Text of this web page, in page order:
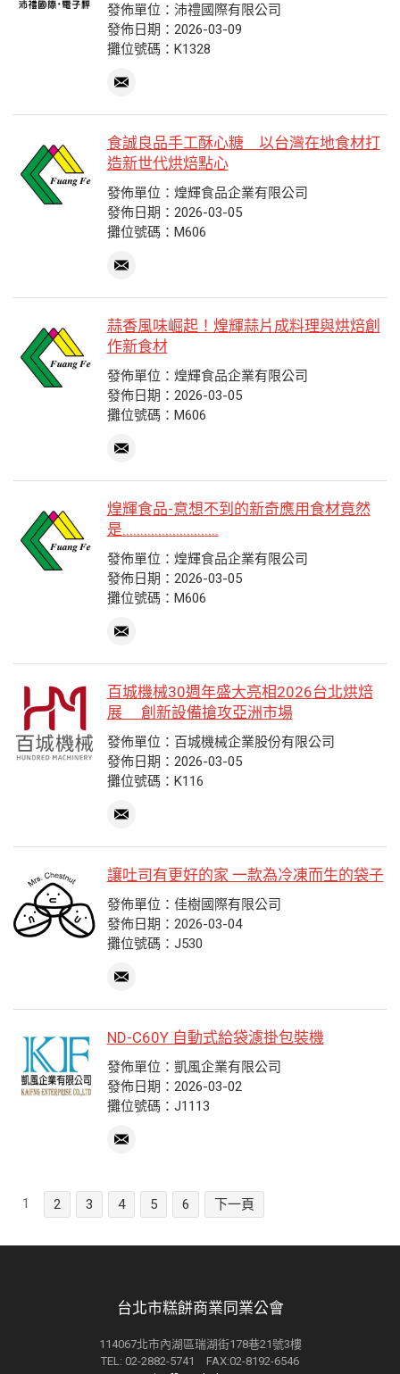
發佈單位：沛禮國際有限公司
發佈日期：2026-03-09
攤位號碼：K1328
食誠良品手工酥心糖 以台灣在地食材打
造新世代烘焙點心
發佈單位：煌輝食品企業有限公司
發佈日期：2026-03-05
攤位號碼：M606
蒜香風味崛起！煌輝蒜片成料理與烘焙創
作新食材
發佈單位：煌輝食品企業有限公司
發佈日期：2026-03-05
攤位號碼：M606
煌輝食品-意想不到的新奇應用食材竟然
是...........................
發佈單位：煌輝食品企業有限公司
發佈日期：2026-03-05
攤位號碼：M606
百城機械30週年盛大亮相2026台北烘焙
展 創新設備搶攻亞洲市場
發佈單位：百城機械企業股份有限公司
發佈日期：2026-03-05
攤位號碼：K116
讓吐司有更好的家 一款為冷凍而生的袋子
發佈單位：佳樹國際有限公司
發佈日期：2026-03-04
攤位號碼：J530
ND-C60Y 自動式給袋濾掛包裝機
發佈單位：凱風企業有限公司
發佈日期：2026-03-02
攤位號碼：J1113
1 2 3 4 5 6 下一頁
台北市糕餅商業同業公會
114067北市內湖區瑞湖街178巷21號3樓
TEL: 02-2882-5741 FAX:02-8192-6546